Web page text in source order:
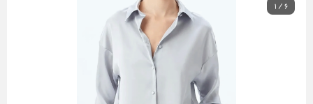
1/6